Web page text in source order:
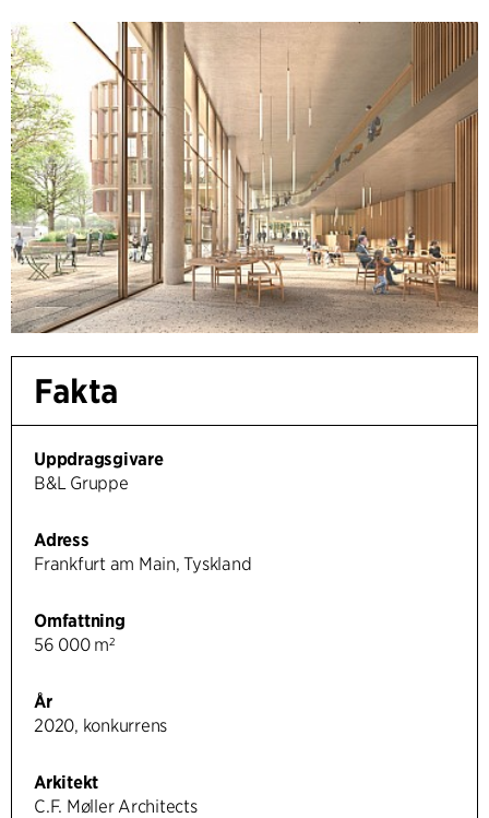
Fakta
Uppdragsgivare
B&L Gruppe
Adress
Frankfurt am Main, Tyskland
Omfattning
56 000 m²
År
2020, konkurrens
Arkitekt
C.F. Møller Architects